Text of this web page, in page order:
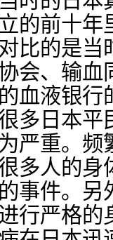
的前十年
比的是
会、输
血液银
多日本
严重。
多人的
事件。
行严格